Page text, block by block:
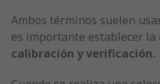
Ambos términos suelen
es importante establecer la
calibración y verificación.